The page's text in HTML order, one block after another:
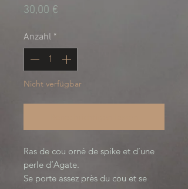
30,00 €
Anzahl *
Nicht verfügbar
Ras de cou orné de spike et d’une
perle d’Agate.
Se porte assez près du cou et se